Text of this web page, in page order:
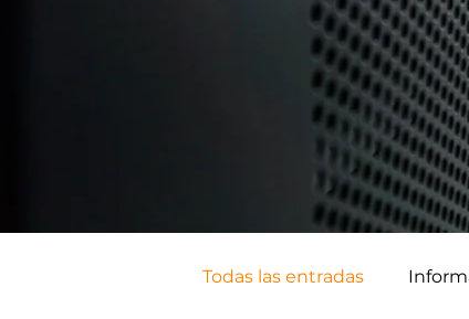
Todas las entradas